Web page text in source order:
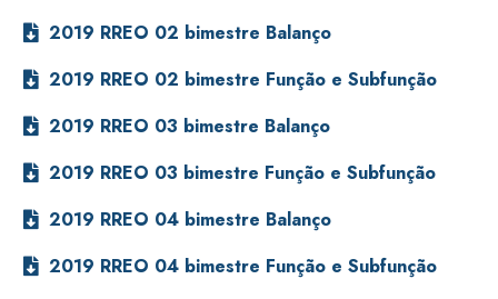
2019 RREO 02 bimestre Balanço
2019 RREO 02 bimestre Função e Subfunção
2019 RREO 03 bimestre Balanço
2019 RREO 03 bimestre Função e Subfunção
2019 RREO 04 bimestre Balanço
2019 RREO 04 bimestre Função e Subfunção